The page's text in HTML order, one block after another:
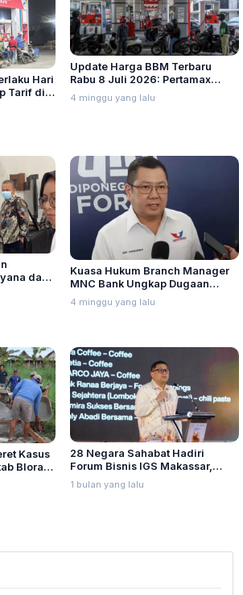
Hari
Tarif di
Update Harga BBM Terbaru
Rabu 8 Juli 2026: Pertamax
Turbo, Dexlite, dan Pertamina
Dex Turun
4 minggu yang lalu
dan
Waris
Kuasa Hukum Branch Manager
MNC Bank Ungkap Dugaan
Penganiayaan oleh Hary Tanoe
di MNC Towe
4 minggu yang lalu
Kasus
Blora
28 Negara Sahabat Hadiri
Forum Bisnis IGS Makassar,
Munafri Tawarkan Investasi
Stadion Untia
1 bulan yang lalu